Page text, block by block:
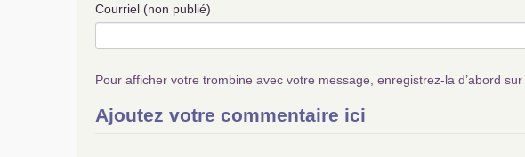
Courriel (non publié)
Pour afficher votre trombine avec votre message, enregistrez-la d’abord sur
Ajoutez votre commentaire ici